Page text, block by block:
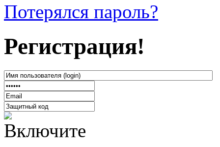
Потерялся пароль?
Регистрация!